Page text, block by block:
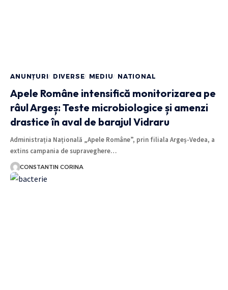
ANUNȚURI DIVERSE MEDIU NATIONAL
Apele Române intensifică monitorizarea pe
râul Argeș: Teste microbiologice și amenzi
drastice în aval de barajul Vidraru
Administrația Națională „Apele Române”, prin filiala Argeș-Vedea, a
extins campania de supraveghere…
CONSTANTIN CORINA